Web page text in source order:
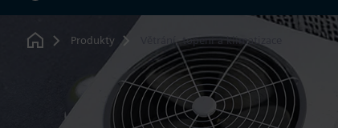
Home
Produkty Větrání, topení a klimatizace